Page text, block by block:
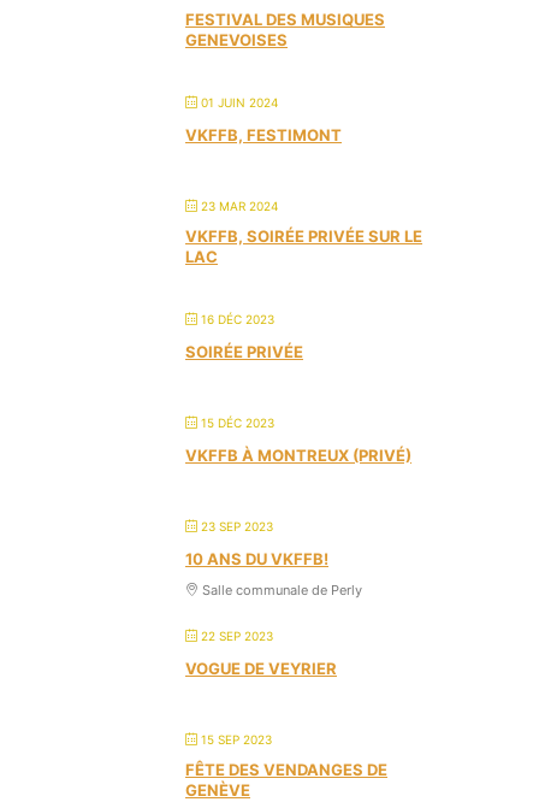
FESTIVAL DES MUSIQUES
GENEVOISES
01 JUIN 2024
VKFFB, FESTIMONT
23 MAR 2024
VKFFB, SOIRÉE PRIVÉE SUR LE
LAC
16 DÉC 2023
SOIRÉE PRIVÉE
15 DÉC 2023
VKFFB À MONTREUX (PRIVÉ)
23 SEP 2023
10 ANS DU VKFFB!
Salle communale de Perly
22 SEP 2023
VOGUE DE VEYRIER
15 SEP 2023
FÊTE DES VENDANGES DE
GENÈVE